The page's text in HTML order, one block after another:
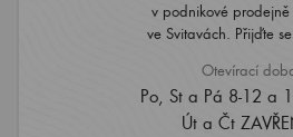
v podnikové prodejně
ve Svitavách. Přijďte se
Otevírací
Po, St a Pá 8-12 a
Út a Čt